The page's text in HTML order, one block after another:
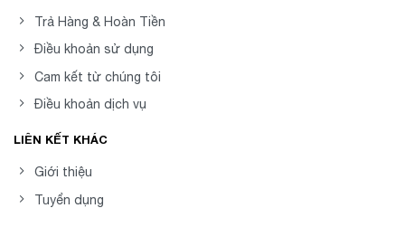
Trả Hàng & Hoàn Tiền
Điều khoản sử dụng
Cam kết từ chúng tôi
Điều khoản dịch vụ
LIÊN KẾT KHÁC
Giới thiệu
Tuyển dụng